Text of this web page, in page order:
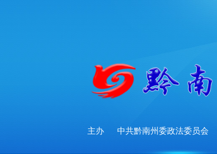
主办 中共黔南州委政法委员会